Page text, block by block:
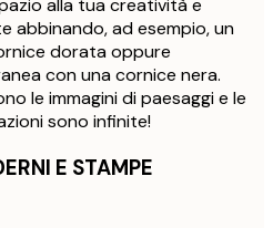
alla tua creatività e
abbinando, ad esempio, un
dorata oppure
con una cornice nera.
le immagini di paesaggi e le
sono infinite!
E STAMPE